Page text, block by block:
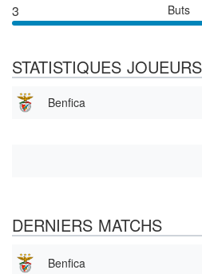
3 Buts
STATISTIQUES JOUEURS
Benfica
DERNIERS MATCHS
Benfica